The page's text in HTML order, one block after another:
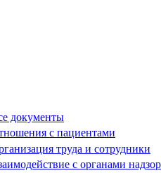
документы
с пациентами
труда и сотрудники
с органами